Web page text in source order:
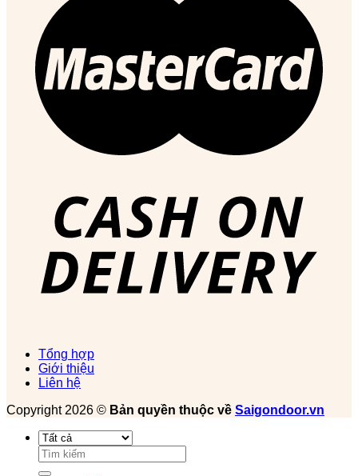
Tổng hợp
Giới thiệu
Liên hệ
Copyright 2026 © Bản quyền thuộc về Saigondoor.vn
Tìm
kiếm: